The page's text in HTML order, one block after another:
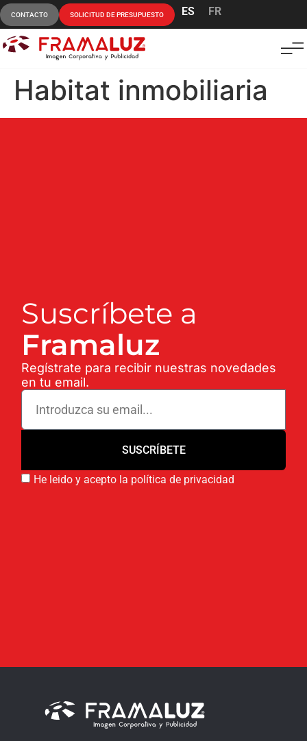
CONTACTO SOLICITUD DE PRESUPUESTO ES FR
Habitat inmobiliaria
Suscríbete a
Framaluz
Regístrate para recibir nuestras novedades
en tu email.
He leido y acepto la política de privacidad
SUSCRÍBETE